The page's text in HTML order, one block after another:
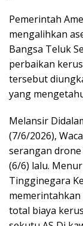
Pemerintah
mengalihkan
Bangsa Teluk
perbaikan
tersebut
yang
Melansir
(7/6/2026),
serangan
(6/6) lalu.
Tingginegara
total biaya